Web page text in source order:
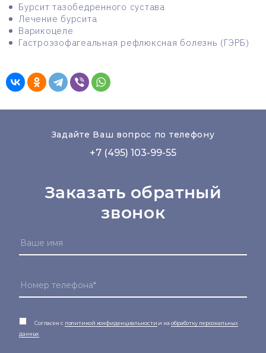
Бурсит тазобедренного сустава
Лечение бурсита
Варикоцеле
Гастроэзофагеальная рефлюксная болезнь (ГЭРБ)
Задайте Ваш вопрос по телефону
+7 (495) 103-99-55
Заказать обратный
звонок
Согласен с политикой конфиденциальности и на обработку персональных
данных